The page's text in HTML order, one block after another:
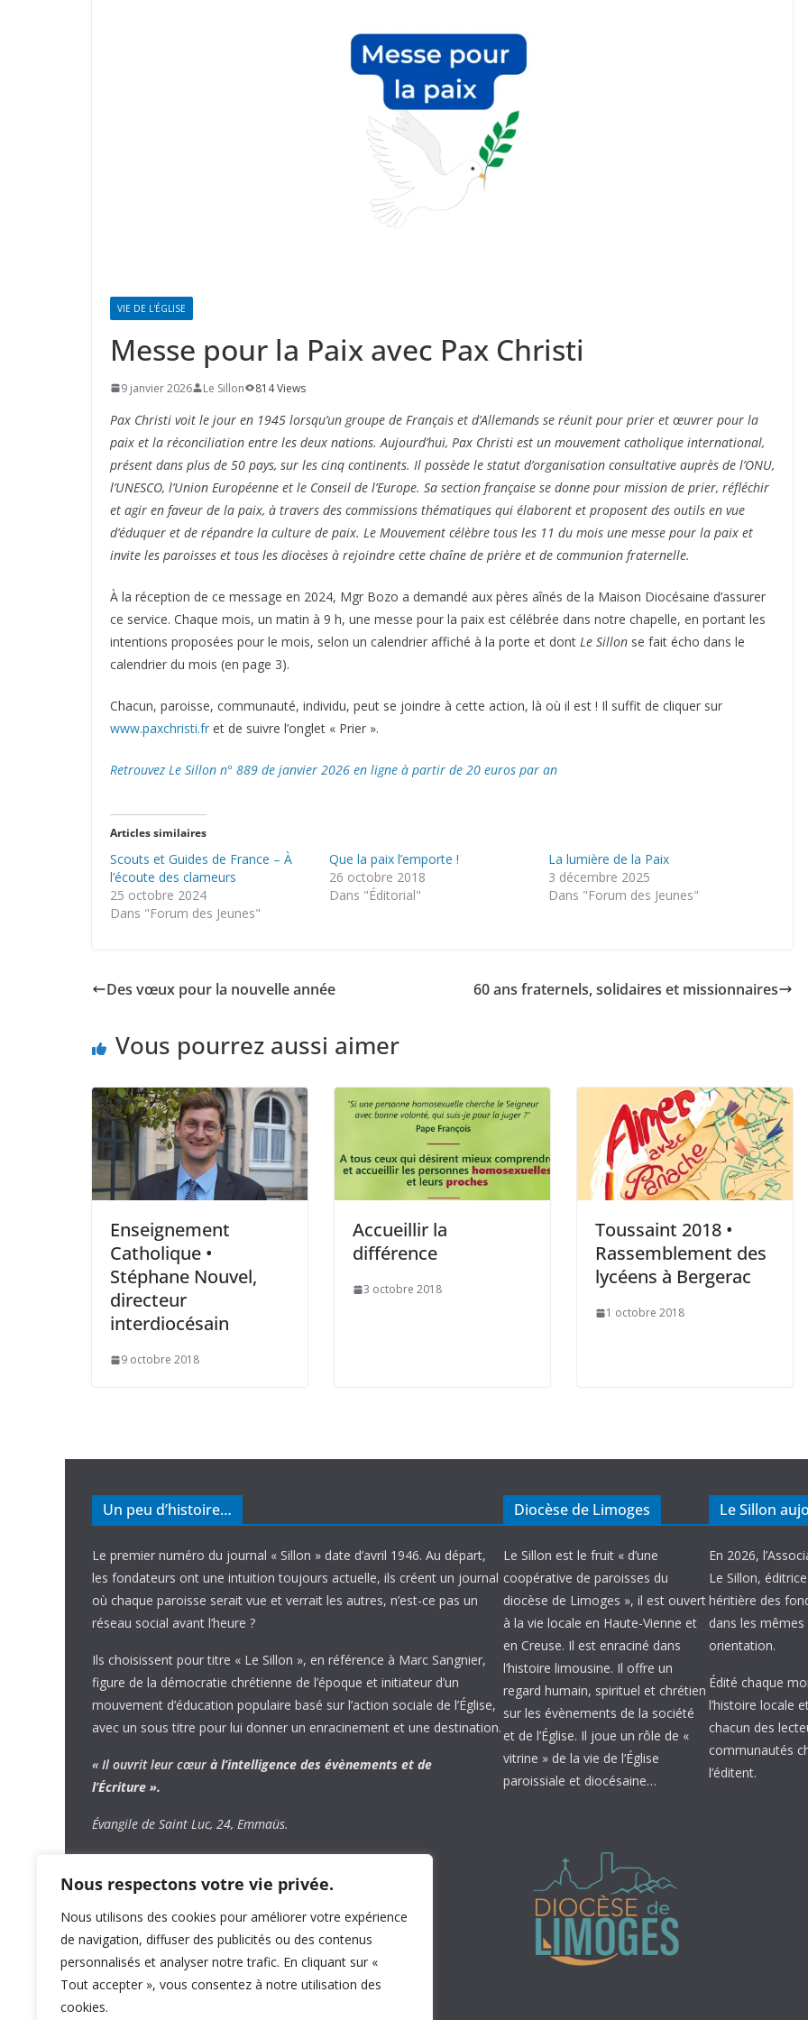
Nous respectons votre vie privée.
Nous utilisons des cookies pour améliorer votre expérience
de navigation, diffuser des publicités ou des contenus
personnalisés et analyser notre trafic. En cliquant sur «
Tout accepter », vous consentez à notre utilisation des
cookies.
VIE DE L'ÉGLISE
Messe pour la Paix avec Pax Christi
9 janvier 2026 Le Sillon 814 Views
Pax Christi voit le jour en 1945 lorsqu’un groupe de Français et d’Allemands se réunit pour prier et œuvrer pour la
paix et la réconciliation entre les deux nations. Aujourd’hui, Pax Christi est un mouvement catholique international,
présent dans plus de 50 pays, sur les cinq continents. Il possède le statut d’organisation consultative auprès de l’ONU,
l’UNESCO, l’Union Européenne et le Conseil de l’Europe. Sa section française se donne pour mission de prier, réfléchir
et agir en faveur de la paix, à travers des commissions thématiques qui élaborent et proposent des outils en vue
d’éduquer et de répandre la culture de paix. Le Mouvement célèbre tous les 11 du mois une messe pour la paix et
invite les paroisses et tous les diocèses à rejoindre cette chaîne de prière et de communion fraternelle.
À la réception de ce message en 2024, Mgr Bozo a demandé aux pères aînés de la Maison Diocésaine d’assurer
ce service. Chaque mois, un matin à 9 h, une messe pour la paix est célébrée dans notre chapelle, en portant les
intentions proposées pour le mois, selon un calendrier affiché à la porte et dont Le Sillon se fait écho dans le
calendrier du mois (en page 3).
Chacun, paroisse, communauté, individu, peut se joindre à cette action, là où il est ! Il suffit de cliquer sur
www.paxchristi.fr et de suivre l’onglet « Prier ».
Retrouvez Le Sillon n° 889 de janvier 2026 en ligne à partir de 20 euros par an
Articles similaires
Scouts et Guides de France – À
l’écoute des clameurs
25 octobre 2024
Dans "Forum des Jeunes"
Que la paix l’emporte !
26 octobre 2018
Dans "Éditorial"
La lumière de la Paix
3 décembre 2025
Dans "Forum des Jeunes"
Des vœux pour la nouvelle année 60 ans fraternels, solidaires et missionnaires
Vous pourrez aussi aimer
Enseignement
Catholique •
Stéphane Nouvel,
directeur
interdiocésain
9 octobre 2018
Accueillir la
différence
3 octobre 2018
Toussaint 2018 •
Rassemblement des
lycéens à Bergerac
1 octobre 2018
Un peu d’histoire…
Le premier numéro du journal « Sillon » date d’avril 1946. Au départ,
les fondateurs ont une intuition toujours actuelle, ils créent un journal
où chaque paroisse serait vue et verrait les autres, n’est-ce pas un
réseau social avant l’heure ?
Ils choisissent pour titre « Le Sillon », en référence à Marc Sangnier,
figure de la démocratie chrétienne de l’époque et initiateur d’un
mouvement d’éducation populaire basé sur l’action sociale de l’Église,
avec un sous titre pour lui donner un enracinement et une destination.
« Il ouvrit leur cœur à l’intelligence des évènements et de
l’Écriture ».
Évangile de Saint Luc, 24, Emmaüs.
Diocèse de Limoges
Le Sillon est le fruit « d’une
coopérative de paroisses du
diocèse de Limoges », il est ouvert
à la vie locale en Haute-Vienne et
en Creuse. Il est enraciné dans
l’histoire limousine. Il offre un
regard humain, spirituel et chrétien
sur les évènements de la société
et de l’Église. Il joue un rôle de «
vitrine » de la vie de l’Église
paroissiale et diocésaine…
Le Sillon
En 2026,
Le Sillon,
héritière des
dans les
orientation.
Édité chaque
l’histoire locale
chacun des
communautés
l’éditent.